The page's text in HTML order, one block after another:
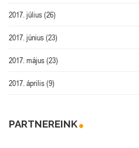
2017. július(26)
2017. június(23)
2017. május(23)
2017. április(9)
PARTNEREINK